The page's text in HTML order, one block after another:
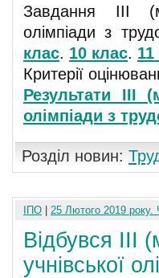
Завдання ІІІ
олімпіади з
клас. 10 клас. 11
Критерії
Результати ІІІ
олімпіади з
Розділ новин:
ІПО 25 Лютого 2019 року.
Відбувся ІІІ
учнівської